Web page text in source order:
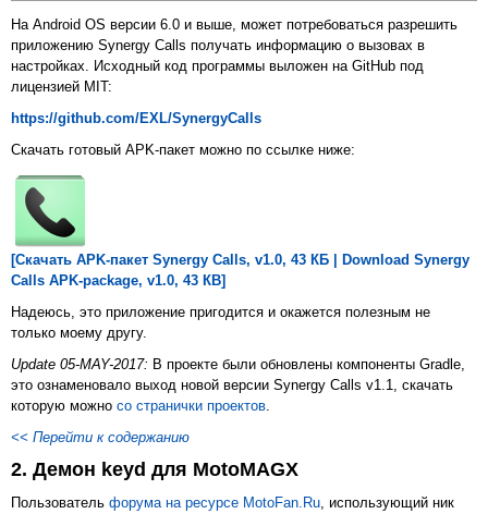
На Android OS версии 6.0 и выше, может потребоваться разрешить
приложению Synergy Calls получать информацию о вызовах в
настройках. Исходный код программы выложен на GitHub под
лицензией MIT:
https://github.com/EXL/SynergyCalls
Скачать готовый APK-пакет можно по ссылке ниже:
[Скачать APK-пакет Synergy Calls, v1.0, 43 КБ | Download Synergy
Calls APK-package, v1.0, 43 КB]
Надеюсь, это приложение пригодится и окажется полезным не
только моему другу.
Update 05-MAY-2017: В проекте были обновлены компоненты Gradle,
это ознаменовало выход новой версии Synergy Calls v1.1, скачать
которую можно со странички проектов
<< Перейти к содержанию
2. Демон keyd для MotoMAGX
Пользователь форума на ресурсе MotoFan.Ru , использующий ник